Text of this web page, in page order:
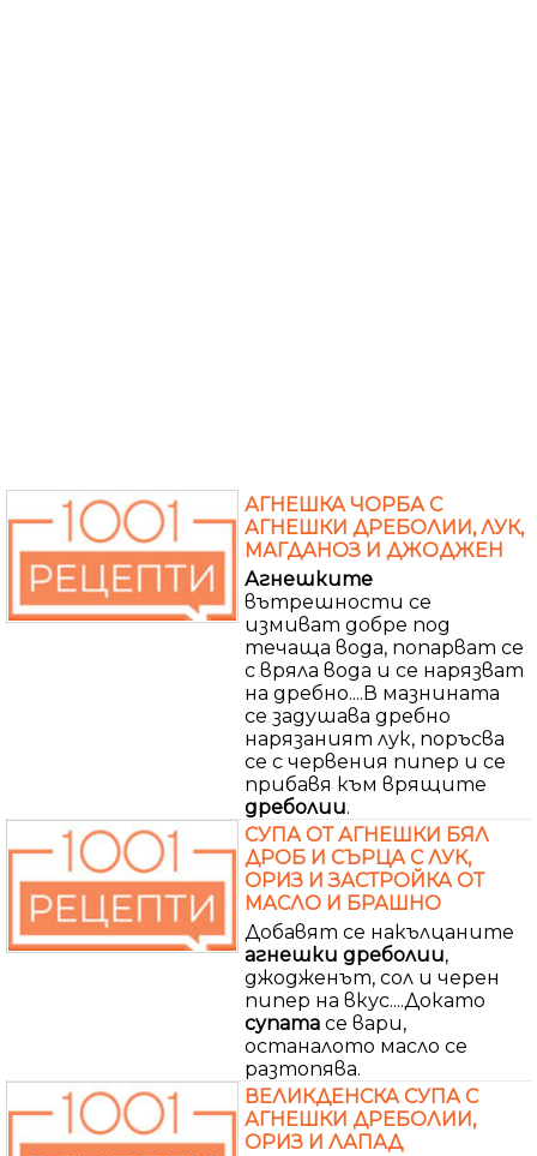
АГНЕШКА ЧОРБА С
АГНЕШКИ ДРЕБОЛИИ, ЛУК,
МАГДАНОЗ И ДЖОДЖЕН
Агнешките
вътрешности се
измиват добре под
течаща вода, попарват се
с вряла вода и се нарязват
на дребно....В мазнината
се задушава дребно
нарязаният лук, поръсва
се с червения пипер и се
прибавя към врящите
дреболии.
СУПА ОТ АГНЕШКИ БЯЛ
ДРОБ И СЪРЦА С ЛУК,
ОРИЗ И ЗАСТРОЙКА ОТ
МАСЛО И БРАШНО
Добавят се накълцаните
агнешки дреболии,
джодженът, сол и черен
пипер на вкус....Докато
супата се вари,
останалото масло се
разтопява.
ВЕЛИКДЕНСКА СУПА С
АГНЕШКИ ДРЕБОЛИИ,
ОРИЗ И ЛАПАД